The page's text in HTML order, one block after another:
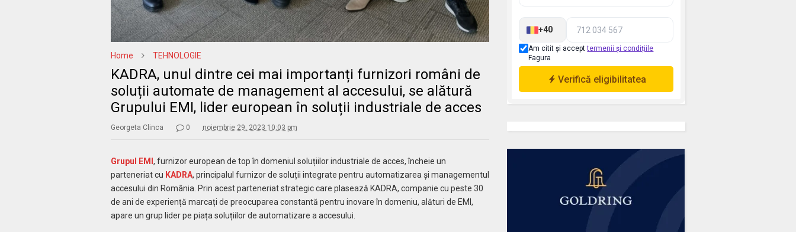
Home TEHNOLOGIE
KADRA, unul dintre cei mai importanți furnizori români de
soluții automate de management al accesului, se alătură
Grupului EMI, lider european în soluții industriale de acces
Georgeta Clinca 0 noiembrie 29, 2023 10:03 pm
Grupul EMI , furnizor european de top în domeniul soluțiilor industriale de acces, încheie un
parteneriat cu KADRA, principalul furnizor de soluții integrate pentru automatizarea și managementul
accesului din România. Prin acest parteneriat strategic care plasează KADRA, companie cu peste 30
de ani de experiență marcați de preocuparea constantă pentru inovare în domeniu, alături de EMI,
apare un grup lider pe piața soluțiilor de automatizare a accesului.